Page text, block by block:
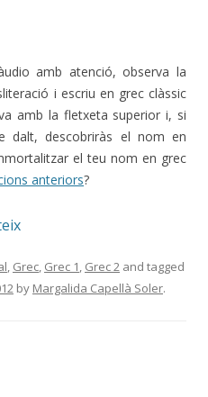
amb atenció, observa la
i escriu en grec clàssic
amb la fletxeta superior i, si
dalt, descobriràs el nom en
el teu nom en grec
anteriors?
, Grec, Grec 1, Grec 2 and tagged
by Margalida Capellà Soler.